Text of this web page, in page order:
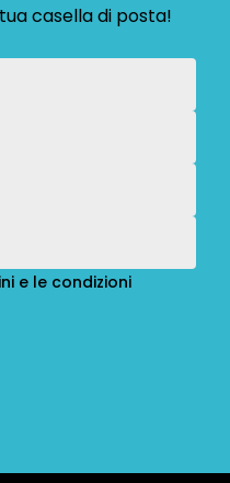
casella di posta!
e le condizioni